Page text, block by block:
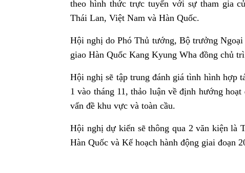
theo hình thức trực tuyến với sự tham gia
Thái Lan, Việt Nam và Hàn Quốc.
Hội nghị do Phó Thủ tướng, Bộ trưởng
giao Hàn Quốc Kang Kyung Wha đồng chủ
Hội nghị sẽ tập trung đánh giá tình hình hợp
1 vào tháng 11, thảo luận về định hướng
vấn đề khu vực và toàn cầu.
Hội nghị dự kiến sẽ thông qua 2 văn kiện là
Hàn Quốc và Kế hoạch hành động giai đoạn